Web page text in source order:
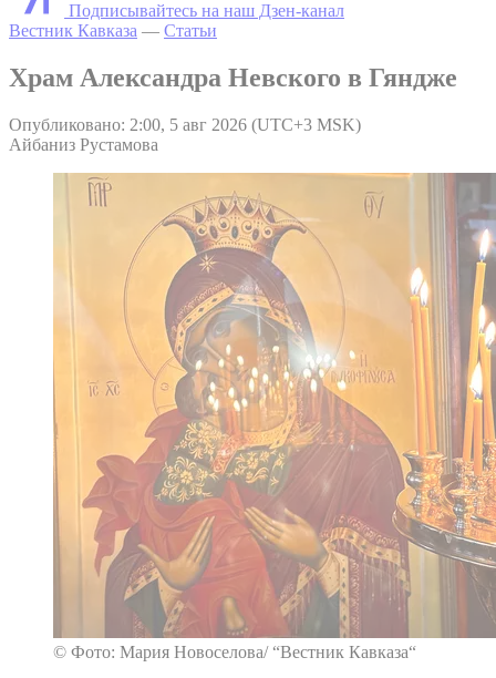
Подписывайтесь на наш Дзен-канал
Вестник Кавказа — Статьи
Храм Александра Невского в Гяндже
Опубликовано: 2:00, 5 авг 2026 (UTC+3 MSK)
Айбаниз Рустамова
© Фото: Мария Новоселова/ “Вестник Кавказа“